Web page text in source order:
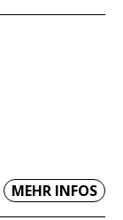
MEHR INFOS